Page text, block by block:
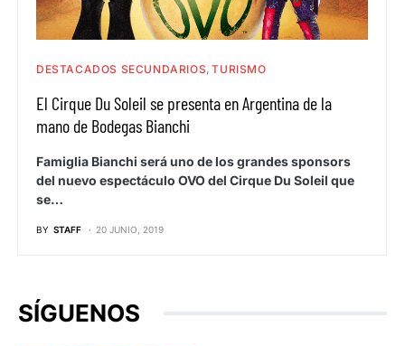
DESTACADOS SECUNDARIOS TURISMO
El Cirque Du Soleil se presenta en Argentina de la
mano de Bodegas Bianchi
Famiglia Bianchi será uno de los grandes sponsors
del nuevo espectáculo OVO del Cirque Du Soleil que
se…
BY STAFF 20 JUNIO, 2019
SÍGUENOS